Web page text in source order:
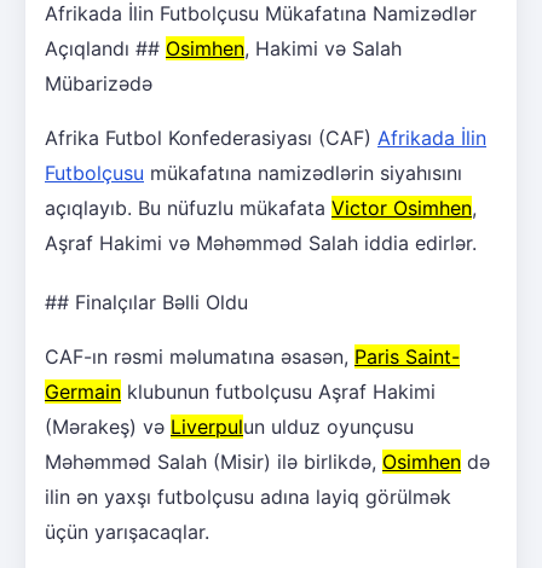
Afrikada İlin Futbolçusu Mükafatına Namizədlər
Açıqlandı ## Osimhen, Hakimi və Salah
Mübarizədə
Afrika Futbol Konfederasiyası (CAF) Afrikada İlin
Futbolçusu mükafatına namizədlərin siyahısını
açıqlayıb. Bu nüfuzlu mükafata Victor Osimhen,
Aşraf Hakimi və Məhəmməd Salah iddia edirlər.
## Finalçılar Bəlli Oldu
CAF-ın rəsmi məlumatına əsasən, Paris Saint-
Germain klubunun futbolçusu Aşraf Hakimi
(Mərakeş) və Liverpulun ulduz oyunçusu
Məhəmməd Salah (Misir) ilə birlikdə, Osimhen də
ilin ən yaxşı futbolçusu adına layiq görülmək
üçün yarışacaqlar.